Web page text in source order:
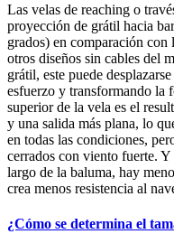
Las velas de reaching o
proyección de grátil hacia
grados) en comparación
otros diseños sin cables del
grátil, este puede
esfuerzo y transformando la
superior de la vela es el
y una salida más plana, lo
en todas las condiciones,
cerrados con viento fuerte.
largo de la baluma, hay
crea menos resistencia al
¿Cómo se determina el